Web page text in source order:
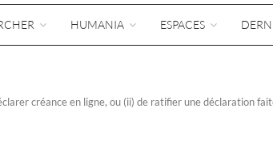
HUMANIA ESPACES
créance en ligne, ou (ii) de ratifier une déclaration